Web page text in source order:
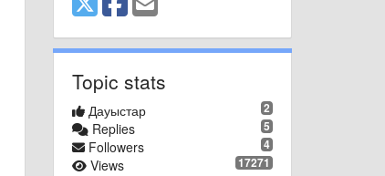
Topic stats
2
Дауыстар
5
Replies
4
Followers
17271
Views